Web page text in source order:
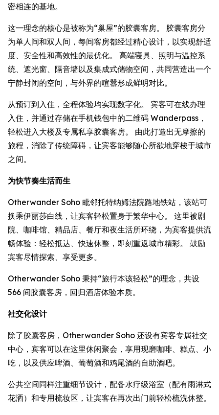
密相连的基地。
这一理念的核心是被称为“巢屋”的胶囊客房。 胶囊客房分
为单人间和双人间，每间客房都经过精心设计，以实现舒适
度、安全性和高效性的最优化。 高端寝具、照明与温控系
统、遮光窗、隔音墙以及集成式储物空间，共同营造出一个
宁静封闭的空间，与外界的喧嚣形成鲜明对比。
从预订到入住，全程体验均实现数字化。 宾客可在线办理
入住，并通过存储在手机钱包中的二维码 Wanderpass，
轻松进入大楼及专属私享胶囊客房。 由此打造出无摩擦的
旅程，消除了传统障碍，让宾客能够随心所欲地穿梭于城市
之间。
为快节奏生活而生
Otherwander Soho 毗邻托特纳姆法院路地铁站，该站可
换乘伊丽莎白线，让宾客轻松置身于繁华中心。 这里被剧
院、咖啡馆、精品店、餐厅和夜生活所环绕，为宾客提供流
畅体验：轻松抵达、快速休整，即刻重返城市精彩。 鼓励
宾客尽情探索、享受更多。
Otherwander Soho 秉持“旅行本该轻松”的理念，共设
566 间胶囊客房，回归酒店体验本质。
社交化设计
除了胶囊客房，Otherwander Soho 还设有宾客专属社交
中心，宾客可以在这里休闲聚会，享用现磨咖啡、糕点、小
吃，以及供应啤酒、葡萄酒和鸡尾酒的自助酒吧。
公共空间同样注重细节设计，配备水疗级浴室（配有雨淋式
花洒）和专用梳妆区，让宾客在再次出门前轻松梳洗休整。